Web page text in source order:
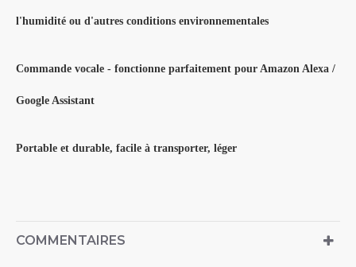
l'humidité ou d'autres conditions environnementales
Commande vocale - fonctionne parfaitement pour Amazon Alexa /
Google Assistant
Portable et durable, facile à transporter, léger
COMMENTAIRES